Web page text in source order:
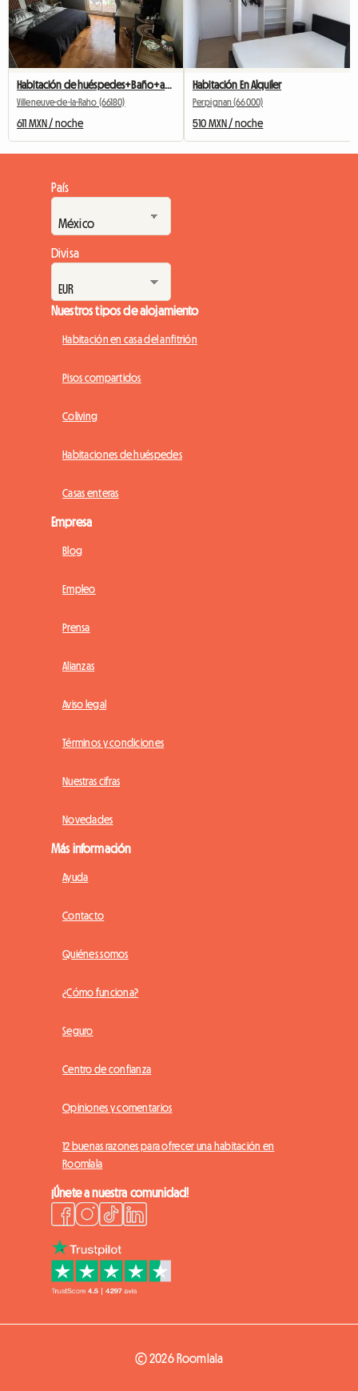
Villeneuve-de-la-Raho (66180)
611 MXN / noche
Habitación En Alquiler
Perpignan (66000)
510 MXN / noche
País
Divisa
Nuestros tipos de alojamiento
Habitación en casa del anfitrión
Pisos compartidos
Coliving
Habitaciones de huéspedes
Casas enteras
Empresa
Blog
Empleo
Prensa
Alianzas
Aviso legal
Términos y condiciones
Nuestras cifras
Novedades
Más información
Ayuda
Contacto
Quiénes somos
¿Cómo funciona?
Seguro
Centro de confianza
Opiniones y comentarios
12 buenas razones para ofrecer una habitación en
Roomlala
¡Únete a nuestra comunidad!
© 2026 Roomlala